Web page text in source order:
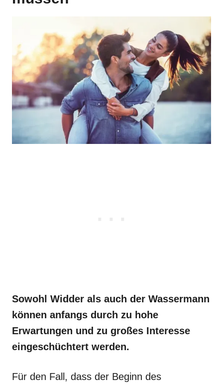
Sowohl Widder als auch der Wassermann
können anfangs durch zu hohe
Erwartungen und zu großes Interesse
eingeschüchtert werden.
Für den Fall, dass der Beginn des